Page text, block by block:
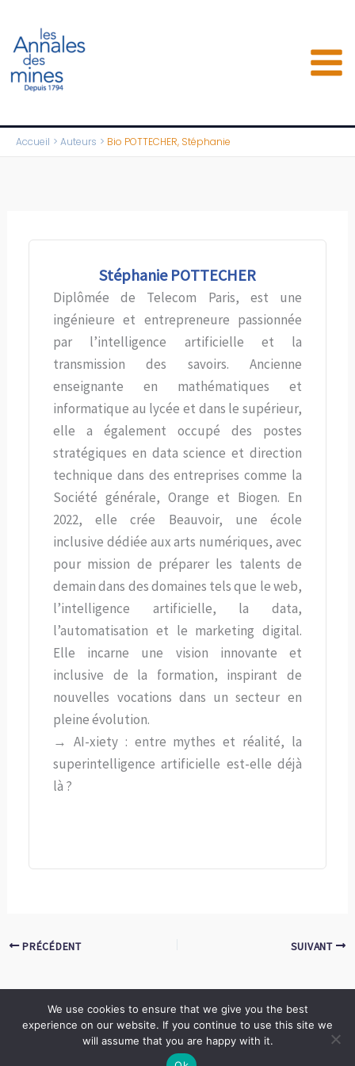
contenu
Accueil Auteurs Bio POTTECHER, Stéphanie
Stéphanie POTTECHER
Diplômée de Telecom Paris, est une
ingénieure et entrepreneure passionnée
par l’intelligence artificielle et la
transmission des savoirs. Ancienne
enseignante en mathématiques et
informatique au lycée et dans le supérieur,
elle a également occupé des postes
stratégiques en data science et direction
technique dans des entreprises comme la
Société générale, Orange et Biogen. En
2022, elle crée Beauvoir, une école
inclusive dédiée aux arts numériques, avec
pour mission de préparer les talents de
demain dans des domaines tels que le web,
l’intelligence artificielle, la data,
l’automatisation et le marketing digital.
Elle incarne une vision innovante et
inclusive de la formation, inspirant de
nouvelles vocations dans un secteur en
pleine évolution.
→ AI-xiety : entre mythes et réalité, la
superintelligence artificielle est-elle déjà
là ?
PRÉCÉDENT SUIVANT
Copyright © 2026 LES ANNALES DES MINES | Powered by Thème WordPress Astra
We use cookies to ensure that we give you the best
experience on our website. If you continue to use this site we
will assume that you are happy with it.